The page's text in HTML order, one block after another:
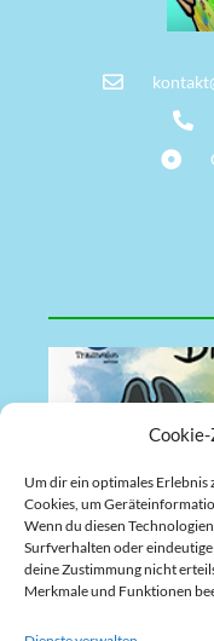
Um dir ein optimales
Cookies, um
Wenn du diesen
Surfverhalten oder
deine Zustimmung nicht
Merkmale und Funktionen
Biffy und
Ein Projekt der